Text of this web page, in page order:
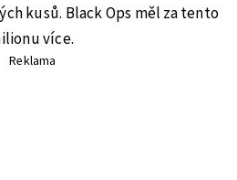
kusů. Black Ops měl za tento
více.
Reklama